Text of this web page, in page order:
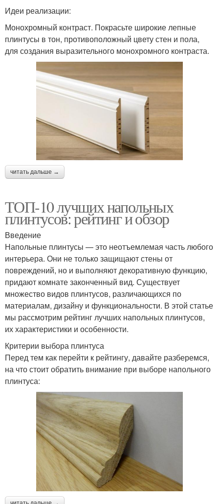
Идеи реализации:
Монохромный контраст. Покрасьте широкие лепные
плинтусы в тон, противоположный цвету стен и пола,
для создания выразительного монохромного контраста.
читать дальше →
ТОП-10 лучших напольных
плинтусов: рейтинг и обзор
Введение
Напольные плинтусы — это неотъемлемая часть любого
интерьера. Они не только защищают стены от
повреждений, но и выполняют декоративную функцию,
придают комнате законченный вид. Существует
множество видов плинтусов, различающихся по
материалам, дизайну и функциональности. В этой статье
мы рассмотрим рейтинг лучших напольных плинтусов,
их характеристики и особенности.
Критерии выбора плинтуса
Перед тем как перейти к рейтингу, давайте разберемся,
на что стоит обратить внимание при выборе напольного
плинтуса: